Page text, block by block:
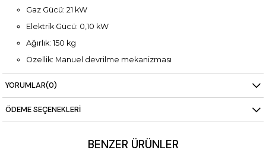
Gaz Gücü: 21 kW
Elektrik Gücü: 0,10 kW
Ağırlık: 150 kg
Özellik: Manuel devrilme mekanizması
YORUMLAR(0)
ÖDEME SEÇENEKLERI
BENZER ÜRÜNLER